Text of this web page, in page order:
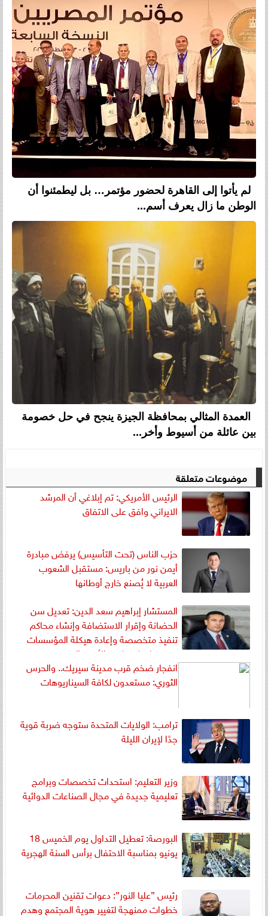
لم يأتوا إلى القاهرة لحضور مؤتمر… بل ليطمئنوا أن
الوطن ما زال يعرف أسم...
العمدة المثالي بمحافظة الجيزة ينجح في حل خصومة
بين عائلة من أسيوط وأخر...
موضوعات متعلقة
الرئيس الأمريكي: تم إبلاغي أن المرشد
الايراني وافق على الاتفاق
حزب الناس (تحت التأسيس) يرفض مبادرة
أيمن نور من باريس: مستقبل الشعوب
العربية لا يُصنع خارج أوطانها
المستشار إبراهيم سعد الدين: تعديل سن
الحضانة وإقرار الاستضافة وإنشاء محاكم
تنفيذ متخصصة وإعادة هيكلة المؤسسات
ضرورة لنجاح قانون الأسرة الجديد
انفجار ضخم قرب مدينة سيريك.. والحرس
الثوري: مستعدون لكافة السيناريوهات
ترامب: الولايات المتحدة ستوجه ضربة قوية
جدًا لإيران الليلة
وزير التعليم: استحداث تخصصات وبرامج
تعليمية جديدة في مجال الصناعات الدوائية
البورصة: تعطيل التداول يوم الخميس 18
يونيو بمناسبة الاحتفال برأس السنة الهجرية
رئيس ”عليا النور”: دعوات تقنين المحرمات
خطوات ممنهجة لتغيير هوية المجتمع وهدم